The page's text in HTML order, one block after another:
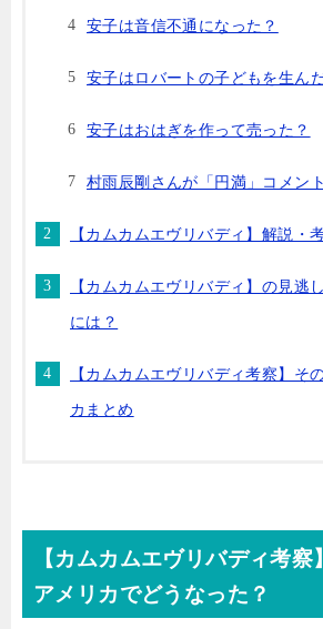
安子は音信不通になった？
安子はロバートの子どもを生ん
安子はおはぎを作って売った？
村雨辰剛さんが「円満」コメント
【カムカムエヴリバディ】解説・
【カムカムエヴリバディ】の見逃
には？
【カムカムエヴリバディ考察】そ
カまとめ
【カムカムエヴリバディ考
アメリカでどうなった？